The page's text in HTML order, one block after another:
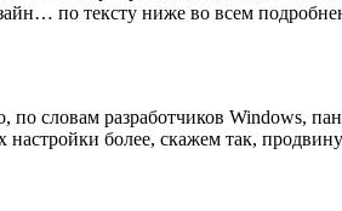
по тексту ниже во всем
словам разработчиков Windows,
настройки более, скажем так,